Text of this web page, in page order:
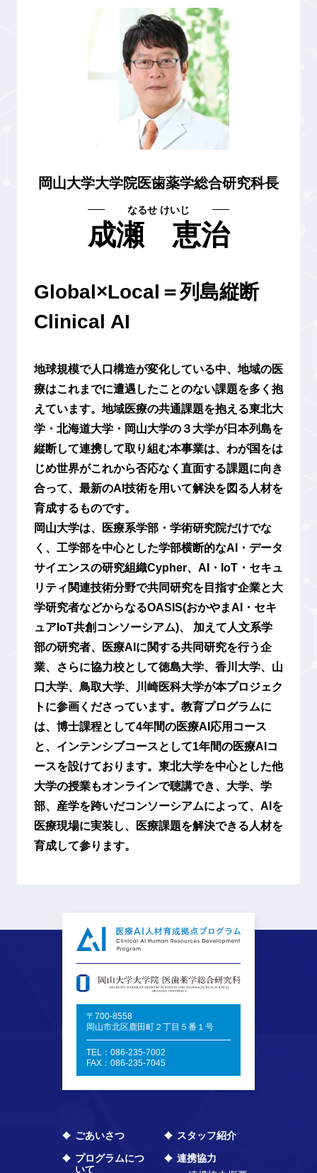
岡山大学大学院医歯薬学総合研究科長
なるせ けいじ
成瀬 恵治
Global×Local＝列島縦断
Clinical AI
地球規模で人口構造が変化している中、地域の医
療はこれまでに遭遇したことのない課題を多く抱
えています。地域医療の共通課題を抱える東北大
学・北海道大学・岡山大学の３大学が日本列島を
縦断して連携して取り組む本事業は、わが国をは
じめ世界がこれから否応なく直面する課題に向き
合って、最新のAI技術を用いて解決を図る人材を
育成するものです。
岡山大学は、医療系学部・学術研究院だけでな
く、工学部を中心とした学部横断的なAI・データ
サイエンスの研究組織Cypher、AI・IoT・セキュ
リティ関連技術分野で共同研究を目指す企業と大
学研究者などからなるOASIS(おかやまAI・セキ
ュアIoT共創コンソーシアム)、 加えて人文系学
部の研究者、医療AIに関する共同研究を行う企
業、さらに協力校として徳島⼤学、⾹川⼤学、⼭
⼝⼤学、⿃取⼤学、川崎医科⼤学が本プロジェク
トに参画くださっています。教育プログラムに
は、博士課程として4年間の医療AI応用コース
と、インテンシブコースとして1年間の医療AIコ
ースを設けております。東北大学を中心とした他
大学の授業もオンラインで聴講でき、大学、学
部、産学を跨いだコンソーシアムによって、AIを
医療現場に実装し、医療課題を解決できる人材を
育成して参ります。
〒700-8558
岡山市北区鹿田町２丁目５番１号
TEL：086-235-7002
FAX：086-235-7045
ごあいさつ
プログラムにつ
いて
スタッフ紹介
連携協力